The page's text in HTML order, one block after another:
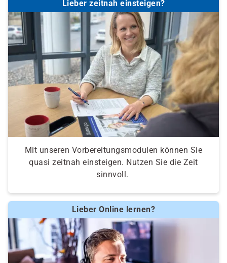
Lieber zeitnah einsteigen?
Mit unseren Vorbereitungsmodulen können Sie
quasi zeitnah einsteigen. Nutzen Sie die Zeit
sinnvoll.
Lieber Online lernen?